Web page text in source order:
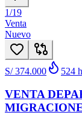
1/19
Venta
Nuevo
S/ 374.000 524
VENTA